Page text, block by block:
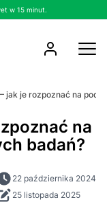
w 15 minut.
jak je rozpoznać na
na
badań?
22 października 2024
25 listopada 2025